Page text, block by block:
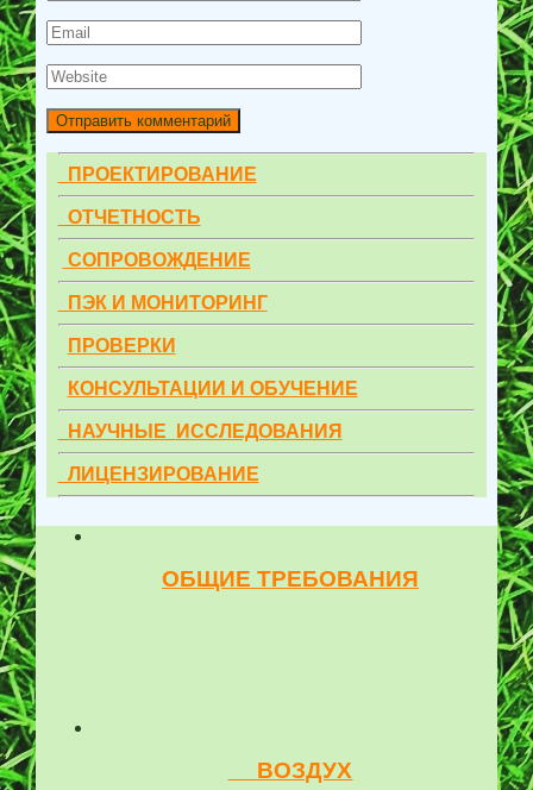
ПРОЕКТИРОВАНИЕ
ОТЧЕТНОСТЬ
СОПРОВОЖДЕНИЕ
ПЭК И МОНИТОРИНГ
ПРОВЕРКИ
КОНСУЛЬТАЦИИ И ОБУЧЕНИЕ
НАУЧНЫЕ ИССЛЕДОВАНИЯ
ЛИЦЕНЗИРОВАНИЕ
ОБЩИЕ ТРЕБОВАНИЯ
ВОЗДУХ